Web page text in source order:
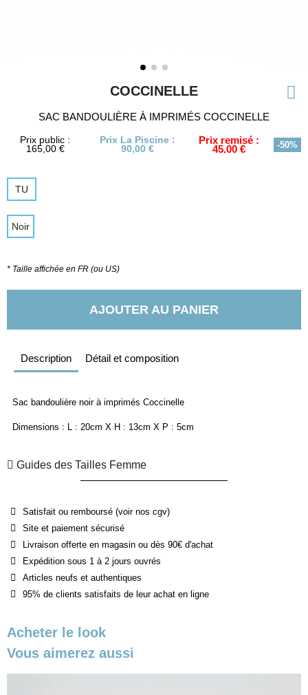
COCCINELLE
SAC BANDOULIÈRE À IMPRIMÉS COCCINELLE
Prix public :
165,00 €
Prix La Piscine :
90,00 €
Prix remisé :
45,00 € -50%
TU
Noir
* Taille affichée en FR (ou US)
AJOUTER AU PANIER
Description Détail et composition
Sac bandoulière noir à imprimés Coccinelle
Dimensions : L : 20cm X H : 13cm X P : 5cm
Guides des Tailles Femme
Satisfait ou remboursé (voir nos cgv)
Site et paiement sécurisé
Livraison offerte en magasin ou dès 90€ d'achat
Expédition sous 1 à 2 jours ouvrés
Articles neufs et authentiques
95% de clients satisfaits de leur achat en ligne
Acheter le look
Vous aimerez aussi